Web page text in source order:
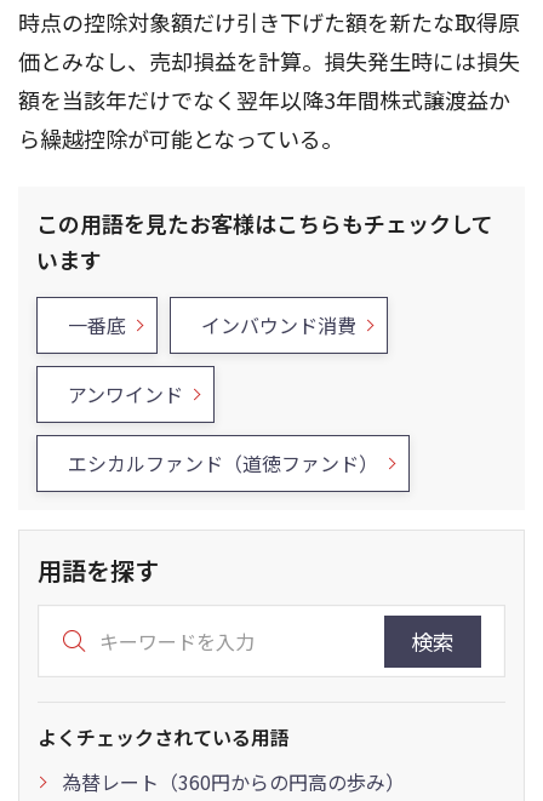
時点の控除対象額だけ引き下げた額を新たな取得原
価とみなし、売却損益を計算。損失発生時には損失
額を当該年だけでなく翌年以降3年間株式譲渡益か
ら繰越控除が可能となっている。
この用語を見たお客様はこちらもチェックして
います
一番底 インバウンド消費
アンワインド
エシカルファンド（道徳ファンド）
用語を探す
検索
よくチェックされている用語
為替レート（360円からの円高の歩み）